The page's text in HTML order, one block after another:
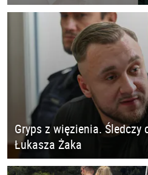
Gryps z więzienia.
Łukasza Żaka